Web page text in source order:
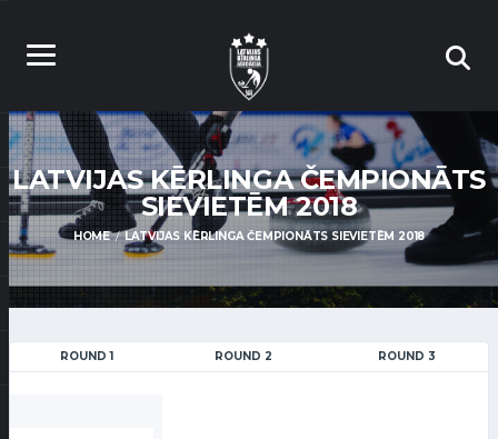
LATVIJAS KĒRLINGA ČEMPIONĀTS
SIEVIETĒM 2018
HOME LATVIJAS KĒRLINGA ČEMPIONĀTS SIEVIETĒM 2018
ROUND 1 ROUND 2 ROUND 3